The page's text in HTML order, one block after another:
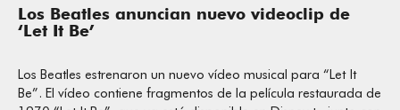
Los Beatles anuncian nuevo videoclip de
‘Let It Be’
Los Beatles estrenaron un nuevo vídeo musical para “Let It
Be”. El vídeo contiene fragmentos de la película restaurada de